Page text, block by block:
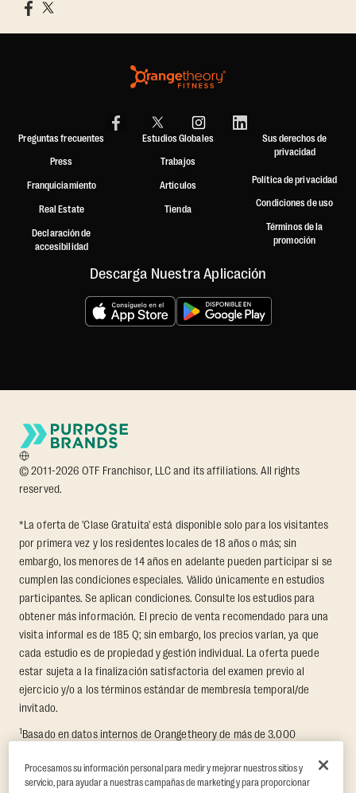
Preguntas frecuentes
Press
Franquiciamiento
Real Estate
Declaración de
accesibilidad
Estudios Globales
Trabajos
Artículos
Tienda
Sus derechos de
privacidad
Política de privacidad
Condiciones de uso
Términos de la
promoción
Descarga Nuestra Aplicación
© 2011-2026 OTF Franchisor, LLC and its affiliations. All rights
reserved.
*La oferta de 'Clase Gratuita' está disponible solo para los visitantes
por primera vez y los residentes locales de 18 años o más; sin
embargo, los menores de 14 años en adelante pueden participar si se
cumplen las condiciones especiales. Válido únicamente en estudios
participantes. Se aplican condiciones. Consulte los estudios para
obtener más información. El precio de venta recomendado para una
visita informal es de 185 Q; sin embargo, los precios varían, ya que
cada estudio es de propiedad y gestión individual. La oferta puede
estar sujeta a la finalización satisfactoria del examen previo al
ejercicio y/o a los términos estándar de membresía temporal/de
invitado.
1Basado en datos internos de Orangetheory de más de 3.000
semanas, midiendo la pérdida promedio de grasa y el incremento de
masa muscular libre de grasa. Respaldado por hallazgos de terceros
Procesamos su información personal para medir y mejorar nuestros sitios y
servicio, para ayudar a nuestras campañas de marketing y para proporcionar